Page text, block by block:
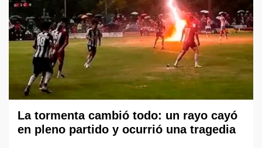
La tormenta cambió todo: un rayo cayó
en pleno partido y ocurrió una tragedia